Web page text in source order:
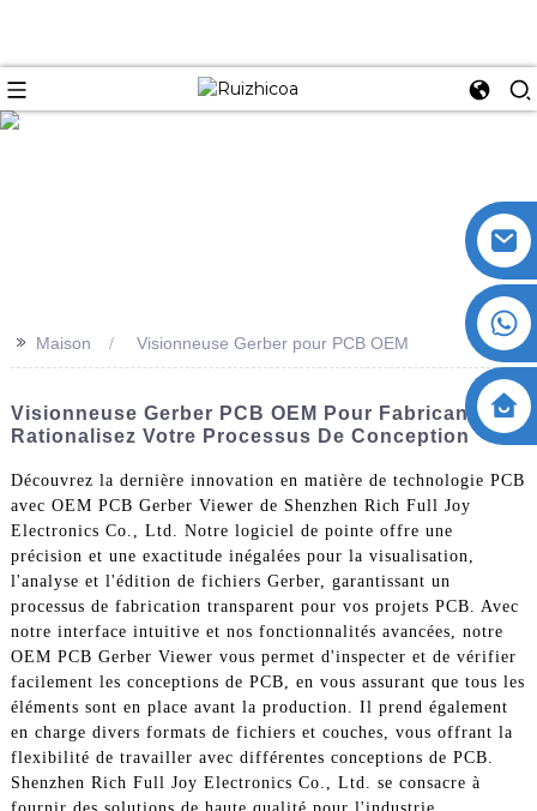
>> Maison Visionneuse Gerber pour PCB OEM
Visionneuse Gerber PCB OEM Pour Fabricants :
Rationalisez Votre Processus De Conception
Découvrez la dernière innovation en matière de technologie PCB
avec OEM PCB Gerber Viewer de Shenzhen Rich Full Joy
Electronics Co., Ltd. Notre logiciel de pointe offre une
précision et une exactitude inégalées pour la visualisation,
l'analyse et l'édition de fichiers Gerber, garantissant un
processus de fabrication transparent pour vos projets PCB. Avec
notre interface intuitive et nos fonctionnalités avancées, notre
OEM PCB Gerber Viewer vous permet d'inspecter et de vérifier
facilement les conceptions de PCB, en vous assurant que tous les
éléments sont en place avant la production. Il prend également
en charge divers formats de fichiers et couches, vous offrant la
flexibilité de travailler avec différentes conceptions de PCB.
Shenzhen Rich Full Joy Electronics Co., Ltd. se consacre à